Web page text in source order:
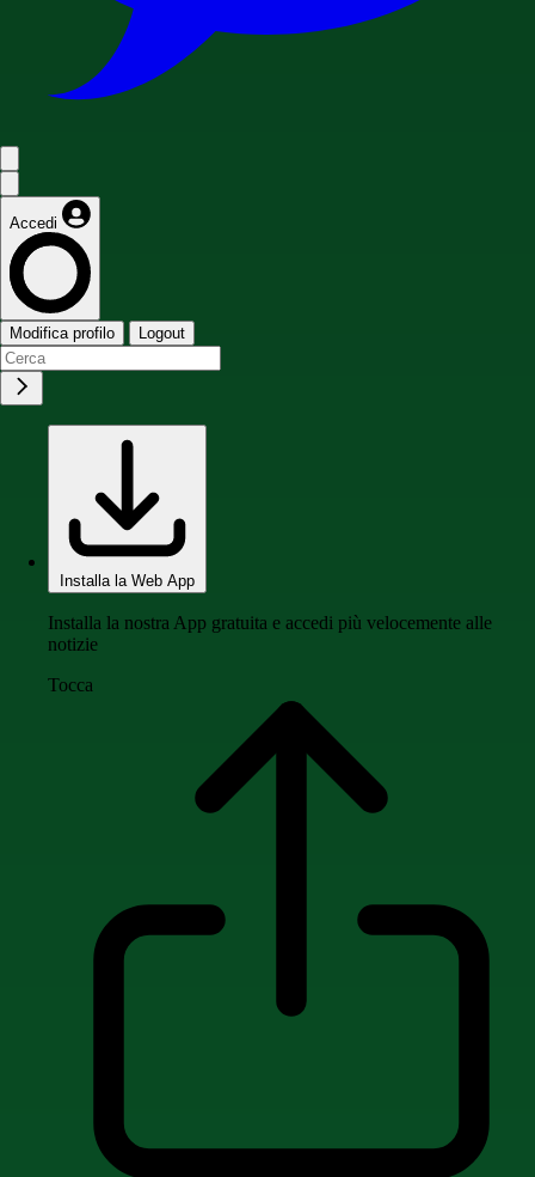
Accedi
Modifica profilo Logout
Installa la Web App
Installa la nostra App gratuita e accedi più velocemente alle
notizie
Tocca